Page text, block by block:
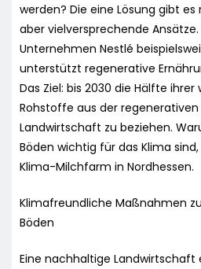
werden? Die eine Lösung gibt
aber vielversprechende Ansätze.
Unternehmen Nestlé
unterstützt regenerative
Das Ziel: bis 2030 die Hälfte
Rohstoffe aus der regenerativen
Landwirtschaft zu beziehen.
Böden wichtig für das Klima
Klima-Milchfarm in Nordhessen.
Klimafreundliche Maßnahmen
Böden
Eine nachhaltige Landwirtschaft